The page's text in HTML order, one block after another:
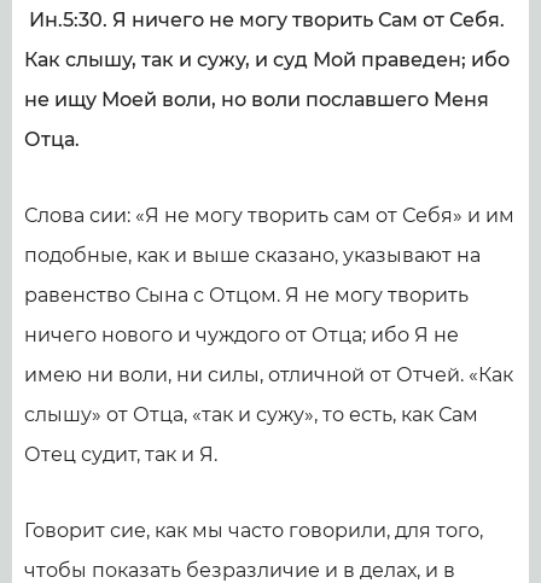
Ин.5:30. Я ничего не могу творить Сам от Себя.
Как слышу, так и сужу, и суд Мой праведен; ибо
не ищу Моей воли, но воли пославшего Меня
Отца.
Слова сии: «Я не могу творить сам от Себя» и им
подобные, как и выше сказано, указывают на
равенство Сына с Отцом. Я не могу творить
ничего нового и чуждого от Отца; ибо Я не
имею ни воли, ни силы, отличной от Отчей. «Как
слышу» от Отца, «так и сужу», то есть, как Сам
Отец судит, так и Я.
Говорит сие, как мы часто говорили, для того,
чтобы показать безразличие и в делах, и в